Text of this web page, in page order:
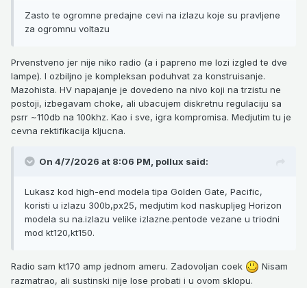
Zasto te ogromne predajne cevi na izlazu koje su pravljene
za ogromnu voltazu
Prvenstveno jer nije niko radio (a i papreno me lozi izgled te dve
lampe). I ozbiljno je kompleksan poduhvat za konstruisanje.
Mazohista. HV napajanje je dovedeno na nivo koji na trzistu ne
postoji, izbegavam choke, ali ubacujem diskretnu regulaciju sa
psrr ~110db na 100khz. Kao i sve, igra kompromisa. Medjutim tu je
cevna rektifikacija kljucna.
On 4/7/2026 at 8:06 PM, pollux said:
Lukasz kod high-end modela tipa Golden Gate, Pacific,
koristi u izlazu 300b,px25, medjutim kod naskupljeg Horizon
modela su na.izlazu velike izlazne.pentode vezane u triodni
mod kt120,kt150.
Radio sam kt170 amp jednom ameru. Zadovoljan coek
Nisam
razmatrao, ali sustinski nije lose probati i u ovom sklopu.